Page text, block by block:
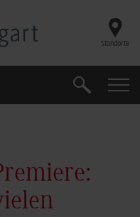
Standorte
Suche